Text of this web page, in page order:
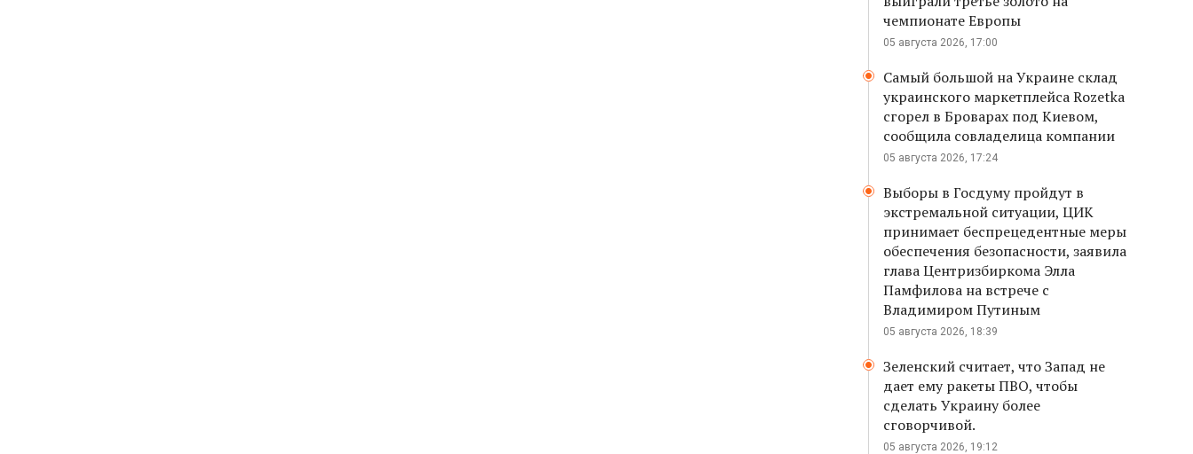
чемпионате Европы
05 августа 2026, 17:00
Самый большой на Украине склад
украинского маркетплейса Rozetka
сгорел в Броварах под Киевом,
сообщила совладелица компании
05 августа 2026, 17:24
Выборы в Госдуму пройдут в
экстремальной ситуации, ЦИК
принимает беспрецедентные меры
обеспечения безопасности, заявила
глава Центризбиркома Элла
Памфилова на встрече с
Владимиром Путиным
05 августа 2026, 18:39
Зеленский считает, что Запад не
дает ему ракеты ПВО, чтобы
сделать Украину более
сговорчивой.
05 августа 2026, 19:12